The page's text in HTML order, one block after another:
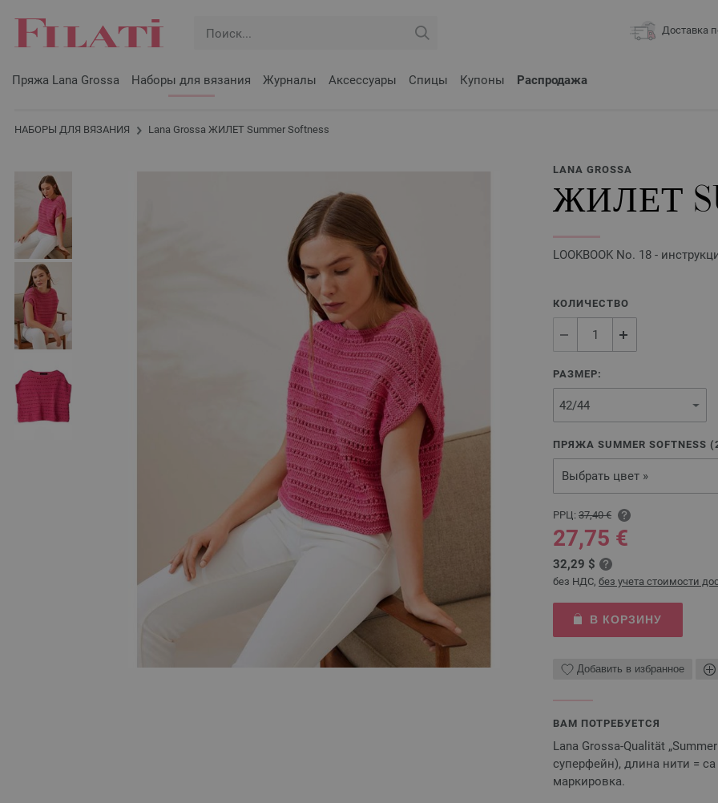
Доставка
Пряжа Lana Grossa Наборы для вязания Журналы Аксессуары Спицы Купоны Распродажа
НАБОРЫ ДЛЯ ВЯЗАНИЯ Lana Grossa ЖИЛЕТ Summer Softness
LANA GROSSA
ЖИЛЕТ
LOOKBOOK No. 18 -
КОЛИЧЕСТВО
РАЗМЕР:
ПРЯЖА SUMMER SOFTNESS (
Выбрать цвет »
РРЦ: 37,40 €
27,75 €
32,29 $
без НДС, без учета стоимости
В КОРЗИНУ
Добавить в избранное
ВАМ ПОТРЕБУЕТСЯ
Lana Grossa-Qualität
суперфейн), длина нити =
маркировка.